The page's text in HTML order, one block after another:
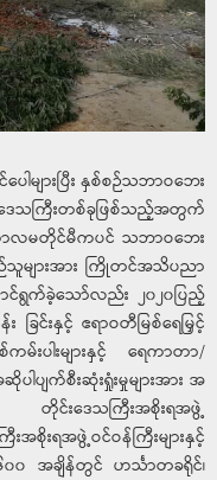
ါများပြီး နှစ်စဉ်သဘာဝဘေး
ေသကြီးတစ်ခုဖြစ်သည့်အတွက်
ာလမတိုင်မီကပင် သဘာဝဘေး
သူများအား ကြိုတင်အသိပညာ
ာင်ရွက်ခဲ့သော်လည်း ၂၀၂၀ပြည့်
င်းနှင့် ဧရာဝတီမြစ်ရေမြှင့်
းပါးများနှင့် ရေကာတာ/
ဆိုပါပျက်စီးဆုံးရှုံးမှုများအား အ
တိုင်းဒေသကြီးအစိုးရအဖွဲ့
စိုးရအဖွဲ့ဝင်ဝန်ကြီးများနှင့်
အချိန်တွင် ဟင်္သာတခရိုင်၊